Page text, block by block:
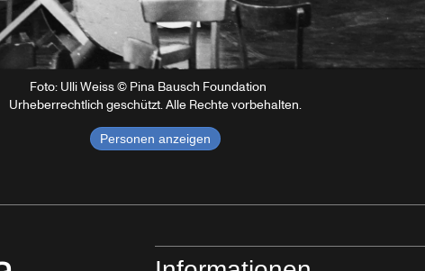
Foto: Ulli Weiss © Pina Bausch Foundation
Urheberrechtlich geschützt. Alle Rechte vorbehalten.
Personen anzeigen